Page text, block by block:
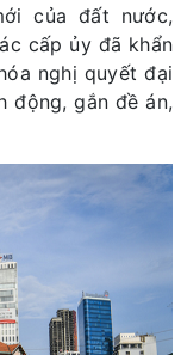
của đất nước,
cấp ủy đã khẩn
nghị quyết đại
động, gắn đề án,